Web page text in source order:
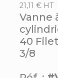
21,11 € HT
Vanne
40
3/8